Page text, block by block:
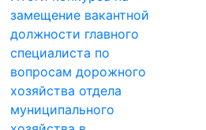
замещение вакантной
должности главного
специалиста по
вопросам дорожного
хозяйства отдела
муниципального